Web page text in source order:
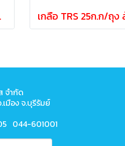
Micron
จำกัด
เมือง จ.บุรีรัมย์
044-601001